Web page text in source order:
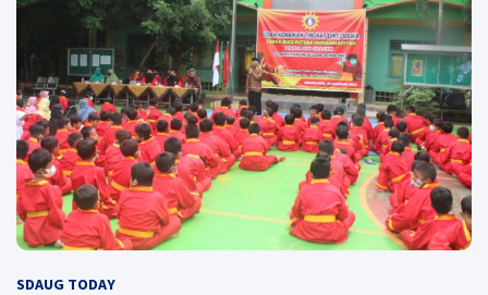
SDAUG TODAY